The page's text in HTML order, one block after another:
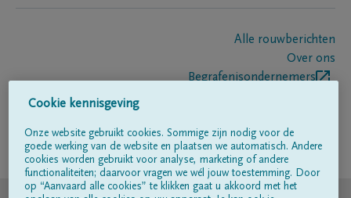
Alle rouwberichten
Over ons
Begrafenisondernemers
Volg ons op
Cookie kennisgeving
Onze website gebruikt cookies. Sommige zijn nodig voor de
goede werking van de website en plaatsen we automatisch. Andere
cookies worden gebruikt voor analyse, marketing of andere
functionaliteiten; daarvoor vragen we wél jouw toestemming. Door
op “Aanvaard alle cookies” te klikken gaat u akkoord met het